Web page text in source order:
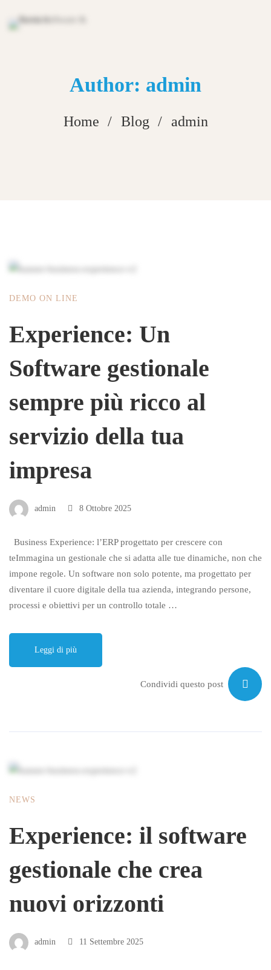
Author: admin
Home Blog admin
DEMO ON LINE
Experience: Un
Software gestionale
sempre più ricco al
servizio della tua
impresa
admin 8 Ottobre 2025
Business Experience: l’ERP progettato per crescere con
teImmagina un gestionale che si adatta alle tue dinamiche, non che
impone regole. Un software non solo potente, ma progettato per
diventare il cuore digitale della tua azienda, integrando persone,
processi e obiettivi per un controllo totale …
Leggi di più
Condividi questo post
NEWS
Experience: il software
gestionale che crea
nuovi orizzonti
admin 11 Settembre 2025